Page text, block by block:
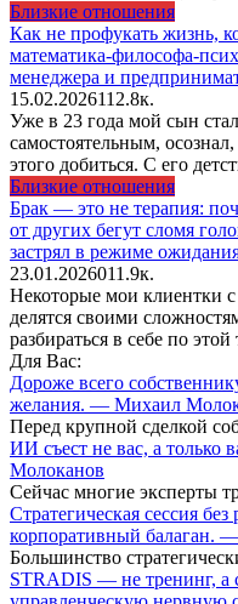
Близкие отношения
Как не профукать жизнь,
математика-философа-
менеджера и
15.02.2026112.8к.
Уже в 23 года мой сын
самостоятельным,
этого добиться. С его
Близкие отношения
Брак — это не терапия:
от других бегут сломя
застрял в режиме
23.01.2026011.9к.
Некоторые мои клиентки
делятся своими
разбираться в себе по этой
Для Вас:
Дороже всего
желания. — Михаил
Перед крупной сделкой
ИИ съест не вас, а только
Молоканов
Сейчас многие эксперты
Стратегическая сессия
корпоративный балаган.
Большинство
STRADIS — не тренинг, а